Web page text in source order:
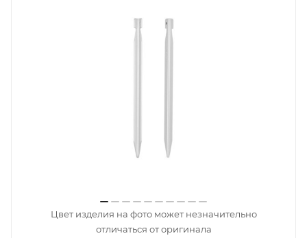
Цвет изделия на фото может незначительно
отличаться от оригинала